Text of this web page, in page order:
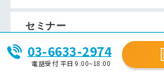
03-6633-2974
電話受付 平日 9:00~18:00
セミナー
お役立ち情報